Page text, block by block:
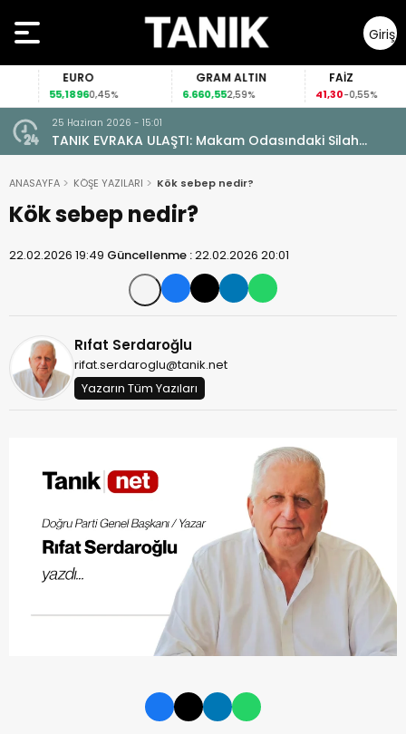
Giriş
Yap
EURO
55,18960,45%
GRAM ALTIN
6.660,552,59%
FAİZ
41,30-0,55%
25 Haziran 2026 - 15:01
TANIK EVRAKA ULAŞTI: Makam Odasındaki Silah
Ruhsatsız Çıktı!
ANASAYFA KÖŞE YAZILARI Kök sebep nedir?
Kök sebep nedir?
22.02.2026 19:49 Güncellenme :22.02.2026 20:01
Rıfat Serdaroğlu
rifat.serdaroglu@tanik.net
Yazarın Tüm Yazıları